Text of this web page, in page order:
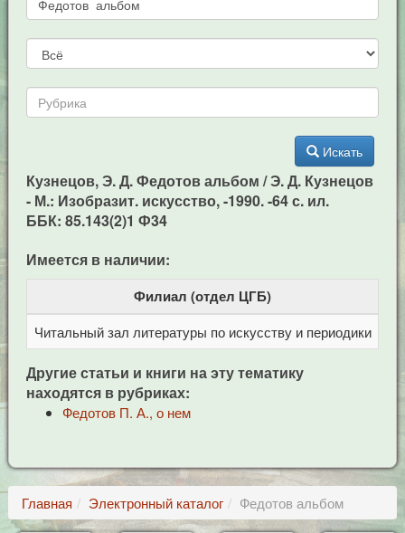
Искать
Кузнецов, Э. Д. Федотов альбом / Э. Д. Кузнецов
- М.: Изобразит. искусство, -1990. -64 с. ил.
ББК: 85.143(2)1 Ф34
Имеется в наличии:
Филиал (отдел ЦГБ)
Читальный зал литературы по искусству и периодики
Другие статьи и книги на эту тематику
находятся в рубриках:
Федотов П. А., о нем
Главная Электронный каталог Федотов альбом